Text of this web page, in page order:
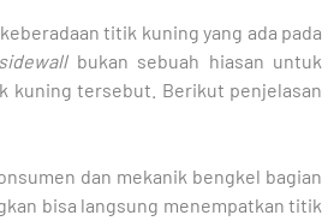
titik kuning yang ada pada
sidewall bukan sebuah hiasan untuk
kuning tersebut. Berikut penjelasan
dan mekanik bengkel bagian
bisa langsung menempatkan titik